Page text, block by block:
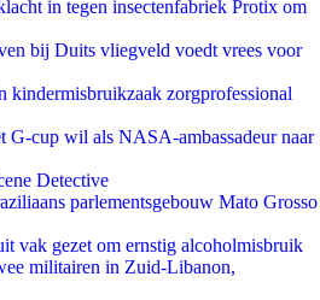
in tegen insectenfabriek Protix om
bij Duits vliegveld voedt vrees voor
kindermisbruikzaak zorgprofessional
G-cup wil als NASA-ambassadeur naar
Detective
parlementsgebouw Mato Grosso
vak gezet om ernstig alcoholmisbruik
militairen in Zuid-Libanon,